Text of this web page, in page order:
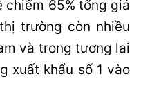
chiếm 65% tổng giá
trường còn nhiều
và trong tương lai
xuất khẩu số 1 vào